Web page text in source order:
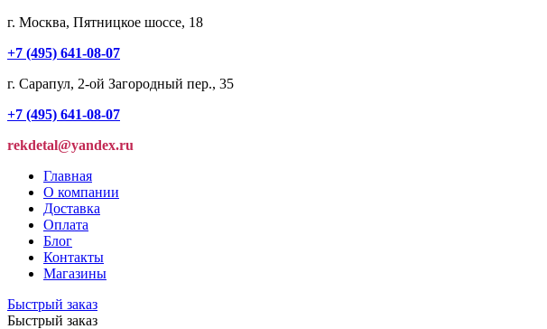
г. Москва, Пятницкое шоссе, 18
+7 (495) 641-08-07
г. Сарапул, 2-ой Загородный пер., 35
+7 (495) 641-08-07
rekdetal@yandex.ru
Главная
О компании
Доставка
Оплата
Блог
Контакты
Магазины
Быстрый заказ
Быстрый заказ